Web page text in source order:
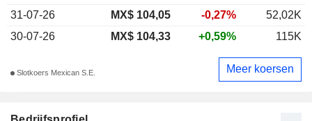
31-07-26
MX$ 104,05 -0,27%
52,02K
30-07-26
MX$ 104,33 +0,59% 115K
Slotkoers Mexican S.E. Meer koersen